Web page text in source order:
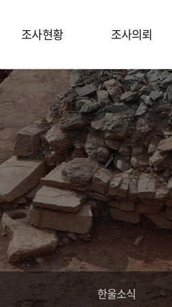
조사현황 조사의뢰
한울소식